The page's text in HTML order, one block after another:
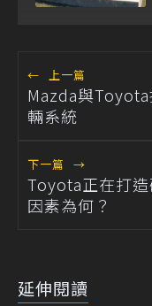
← 上一篇
Mazda與
輛系統
下一篇 →
Toyota正在打
因素為何？
延伸閱讀